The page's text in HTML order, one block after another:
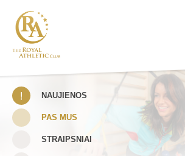
NAUJIENOS
PAS MUS
STRAIPSNIAI